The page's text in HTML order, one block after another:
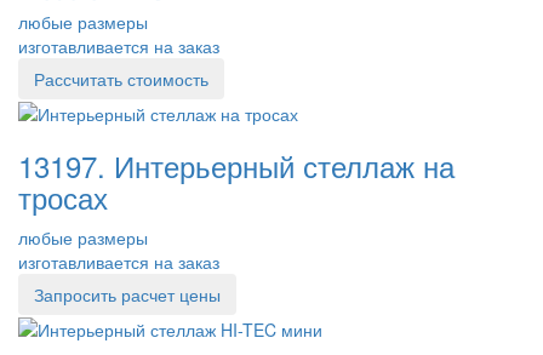
любые размеры
изготавливается на заказ
Рассчитать стоимость
13197. Интерьерный стеллаж на
тросах
любые размеры
изготавливается на заказ
Запросить расчет цены